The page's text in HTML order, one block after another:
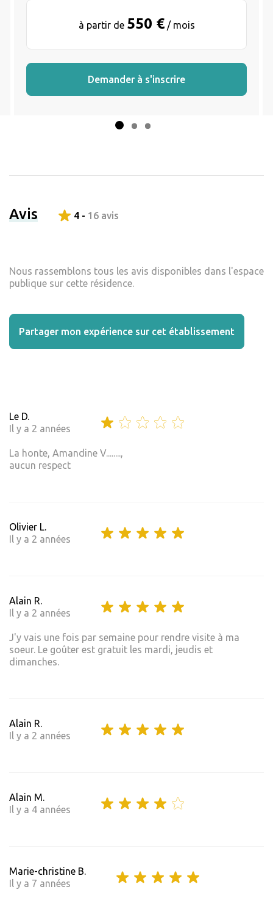
à partir de 550 €/ mois
Demander à s'inscrire
Avis 4 - 16 avis
Nous rassemblons tous les avis disponibles dans l'espace
publique sur cette résidence.
Partager mon expérience sur cet établissement
Le D.
Il y a 2 années
La honte, Amandine V........,
aucun respect
Olivier L.
Il y a 2 années
Alain R.
Il y a 2 années
J'y vais une fois par semaine pour rendre visite à ma
soeur. Le goûter est gratuit les mardi, jeudis et
dimanches.
Alain R.
Il y a 2 années
Alain M.
Il y a 4 années
Marie-christine B.
Il y a 7 années